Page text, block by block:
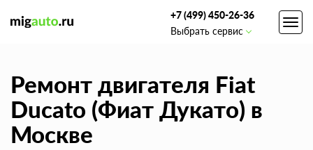
+7 (499) 450-26-36
Выбрать сервис
Ремонт двигателя Fiat
Ducato (Фиат Дукато) в
Москве